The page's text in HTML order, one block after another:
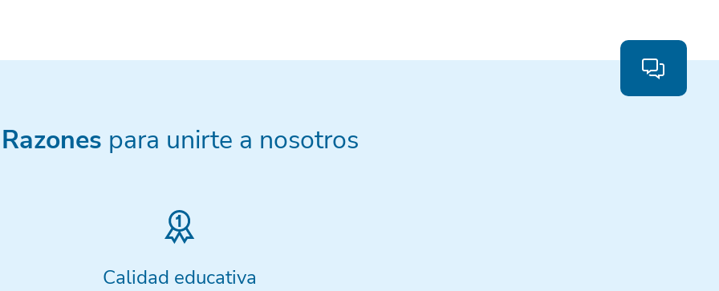
Razones para unirte a nosotros
Calidad educativa